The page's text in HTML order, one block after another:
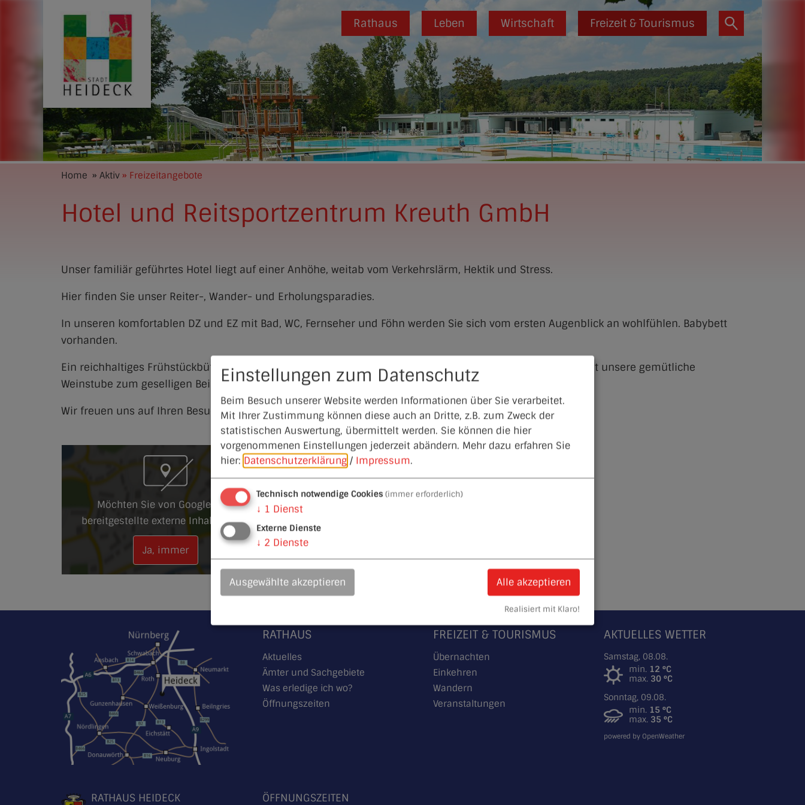
Rathaus Leben Wirtschaft Freizeit & Tourismus
Home » Aktiv » Freizeitangebote
Hotel und Reitsportzentrum Kreuth GmbH
Unser familiär geführtes Hotel liegt auf einer Anhöhe, weitab vom Verkehrslärm, Hektik und Stress.
Hier finden Sie unser Reiter-, Wander- und Erholungsparadies.
In unseren komfortablen DZ und EZ mit Bad, WC, Fernseher und Föhn werden Sie sich vom ersten Augenblick an wohlfühlen. Babybett
vorhanden.
Ein reichhaltiges Frühstückbüffet sorgt für einen guten Beginn Ihrer Urlaubstage. In den Abendstunden lädt unsere gemütliche
Weinstube zum geselligen Beisammensein ein.
Wir freuen uns auf Ihren Besuch.
Möchten Sie von Google Maps
bereitgestellte externe Inhalte laden?
Ja, immer
Ansprechpartner
Hotel und Reitsportzentrum Kreuth GmbH
91180 Heideck
Tel.:
https://www.schlosskreuth.de/
RATHAUS
Aktuelles
Ämter und Sachgebiete
Was erledige ich wo?
Öffnungszeiten
FREIZEIT & TOURISMUS
Übernachten
Einkehren
Wandern
Veranstaltungen
AKTUELLES WETTER
Samstag, 08.08.
min. 12 °C
max. 30 °C
Sonntag, 09.08.
min. 15 °C
max. 35 °C
powered by OpenWeather
RATHAUS HEIDECK ÖFFNUNGSZEITEN
Einstellungen zum Datenschutz
Beim Besuch unserer Website werden Informationen über Sie verarbeitet.
Mit Ihrer Zustimmung können diese auch an Dritte, z.B. zum Zweck der
statistischen Auswertung, übermittelt werden. Sie können die hier
vorgenommenen Einstellungen jederzeit abändern. Mehr dazu erfahren Sie
hier: Datenschutzerklärung / Impressum.
Technisch notwendige Cookies (immer erforderlich)
↓ 1 Dienst
Externe Dienste
↓ 2 Dienste
Ausgewählte akzeptieren Alle akzeptieren
Realisiert mit Klaro!